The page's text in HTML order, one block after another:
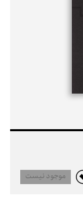
موجود نیست